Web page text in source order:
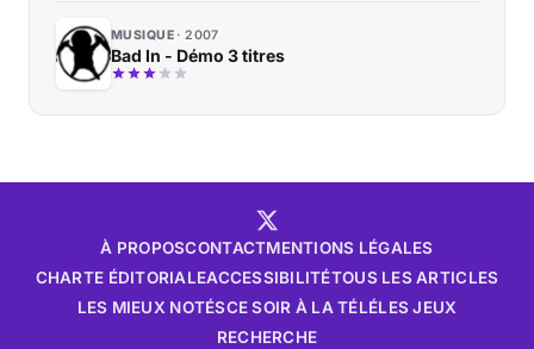
MUSIQUE 2007
Bad In - Démo 3 titres
À PROPOSCONTACTMENTIONS LÉGALES
CHARTE ÉDITORIALEACCESSIBILITÉTOUS LES ARTICLES
LES MIEUX NOTÉSCE SOIR À LA TÉLÉLES JEUX
RECHERCHE